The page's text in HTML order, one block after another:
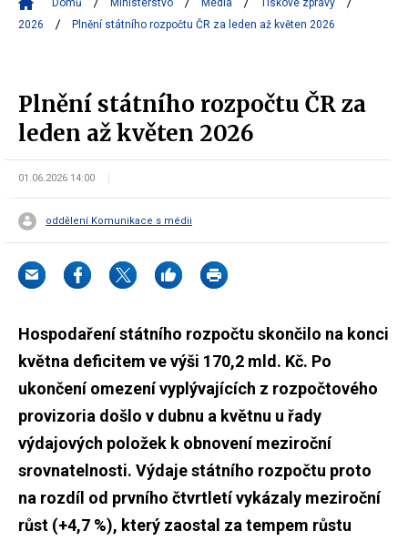
2026
Plnění státního rozpočtu ČR za leden až květen 2026
Plnění státního rozpočtu ČR za
leden až květen 2026
01.06.2026 14:00
oddělení Komunikace s médii
Hospodaření státního rozpočtu skončilo na konci
května deficitem ve výši 170,2 mld. Kč. Po
ukončení omezení vyplývajících z rozpočtového
provizoria došlo v dubnu a květnu u řady
výdajových položek k obnovení meziroční
srovnatelnosti. Výdaje státního rozpočtu proto
na rozdíl od prvního čtvrtletí vykázaly meziroční
růst (+4,7 %), který zaostal za tempem růstu